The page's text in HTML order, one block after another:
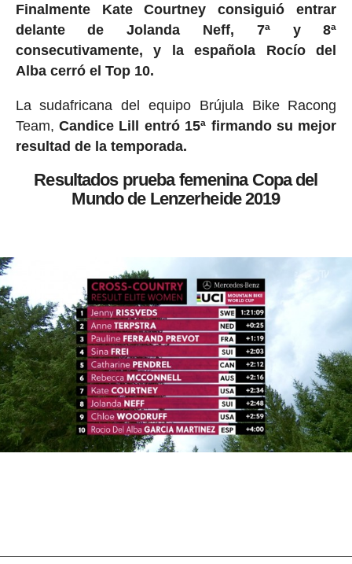
Finalmente Kate Courtney consiguió entrar
delante de Jolanda Neff, 7ª y 8ª
consecutivamente, y la española Rocío del
Alba cerró el Top 10.
La sudafricana del equipo Brújula Bike Racong
Team,Candice Lill entró 15ª firmando su mejor
resultad de la temporada.
Resultados prueba femenina Copa del
Mundo de Lenzerheide 2019